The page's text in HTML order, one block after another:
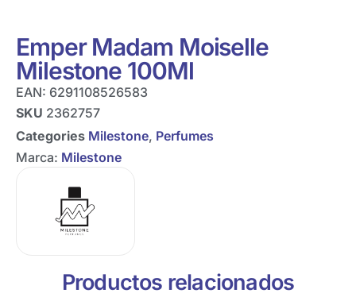
Emper Madam Moiselle
Milestone 100Ml
EAN: 6291108526583
SKU 2362757
Categories Milestone, Perfumes
Marca: Milestone
Productos relacionados